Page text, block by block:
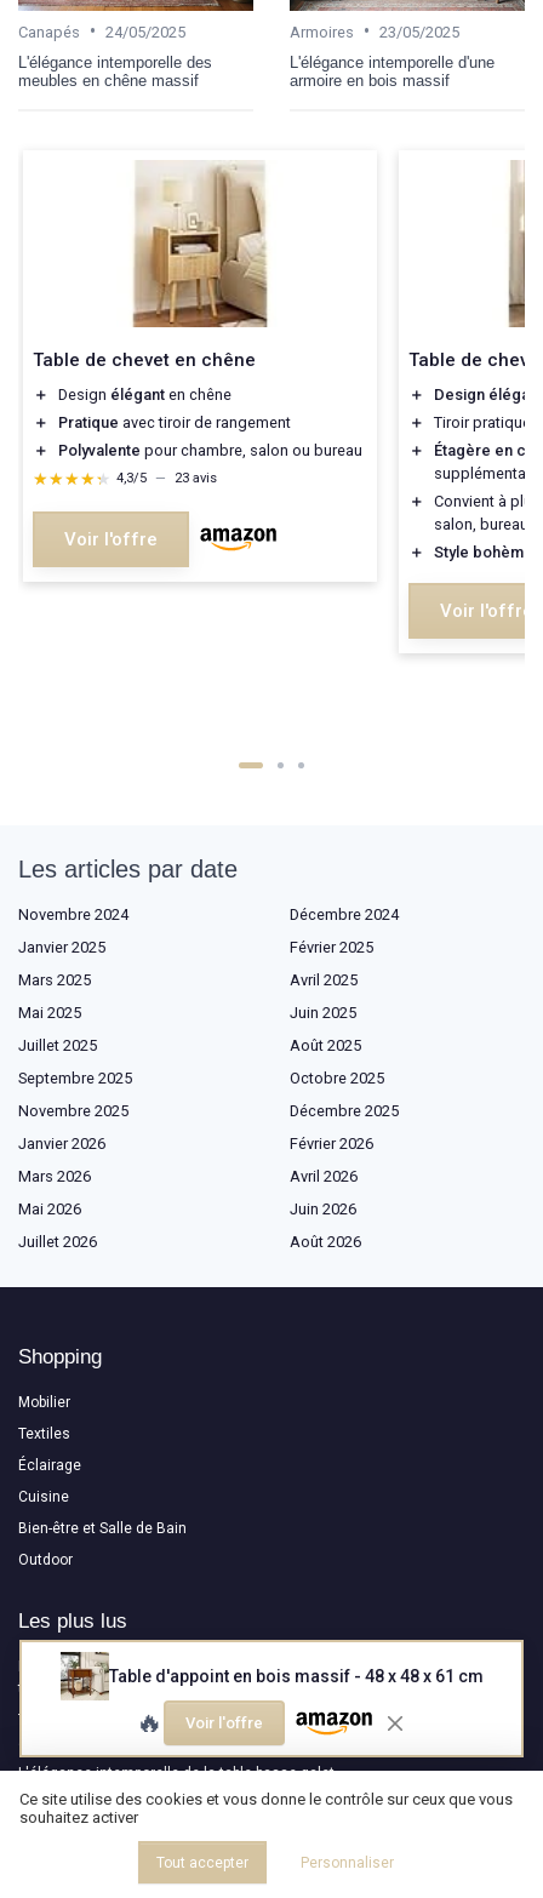
Canapés • 24/05/2025
L'élégance intemporelle des
meubles en chêne massif
Armoires • 23/05/2025
L'élégance intemporelle d'une
armoire en bois massif
Table de chevet en chêne
＋ Design élégant en chêne
＋
Pratique avec tiroir de rangement
＋
Polyvalente pour chambre, salon ou bureau
★★★★★
★★★★★ 4,3/5 — 23 avis
Voir l'offre
Table de
＋
Design élégant
＋
Tiroir pratique
＋
Étagère en
supplémentaire
＋
Convient à
salon, bureau
＋
Style bohème
Voir l'offre
Table d'appoint en bois massif - 48 x 48 x 61 cm
🔥 Voir l'offre
Les articles par date
Novembre 2024
Décembre 2024
Janvier 2025
Février 2025
Mars 2025
Avril 2025
Mai 2025
Juin 2025
Juillet 2025
Août 2025
Septembre 2025
Octobre 2025
Novembre 2025
Décembre 2025
Janvier 2026
Février 2026
Mars 2026
Avril 2026
Mai 2026
Juin 2026
Juillet 2026
Août 2026
Shopping
Mobilier
Textiles
Éclairage
Cuisine
Bien-être et Salle de Bain
Outdoor
Les plus lus
Interview de Thomas Durantel : Créer des sculptures lumineuses pour
transformer la perception de l’espace
Test DURASPACE Canapé Modulable en U : le gros nuage en velours qui
L'élégance intemporelle de la table basse galet
Interview de Hugo Delavelle : Ostal - Une collection qui allie design
moderne et savoir-faire ancestral
Interview de Nicolas Causin : NEOSIEGES ( Maître de la Carcasse de Siège
Ce site utilise des cookies et vous donne le contrôle sur ceux que vous
souhaitez activer
Tout accepter Personnaliser